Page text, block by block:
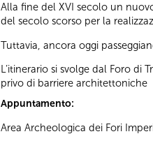
Alla fine del XVI secolo un
del secolo scorso per la
Tuttavia, ancora oggi
L’itinerario si svolge dal Foro di
privo di barriere architettoniche
Appuntamento:
Area Archeologica dei Fori